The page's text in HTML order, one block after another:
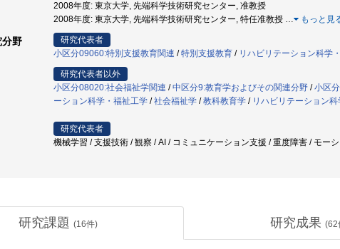
2008年度: 東京大学, 先端科学技術研究センター, 准教授
2008年度: 東京大学, 先端科学技術研究センター, 特任准教授 … もっと見
分野
研究代表者
小区分09060:特別支援教育関連 /特別支援教育 / リハビリテーション科学
研究代表者以外
小区分08020:社会福祉学関連 /中区分9:教育学およびその関連分野 /小区
ーション科学・福祉工学 /社会福祉学 /教科教育学 / リハビリテーション
研究代表者
機械学習 / 支援技術 / 観察 / AI / コミュニケーション支援 / 重度障害 / モー
研究課題 (16件) 研究成果 (62